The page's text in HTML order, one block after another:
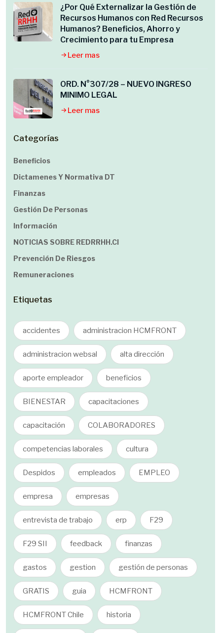
¿Por Qué Externalizar la Gestión de
Recursos Humanos con Red Recursos
Humanos? Beneficios, Ahorro y
Crecimiento para tu Empresa
Leer mas
ORD. N°307/28 – NUEVO INGRESO
MINIMO LEGAL
Leer mas
Categorías
Beneficios
Dictamenes Y Normativa DT
Finanzas
Gestión De Personas
Información
NOTICIAS SOBRE REDRRHH.cl
Prevención De Riesgos
Remuneraciones
Etiquetas
accidentes administracion HCMFRONT
administracion websal alta dirección
aporte empleador beneficios
BIENESTAR capacitaciones
capacitación COLABORADORES
competencias laborales cultura
Despidos empleados EMPLEO
empresa empresas
entrevista de trabajo erp F29
F29 SII feedback finanzas
gastos gestion gestión de personas
GRATIS guia HCMFRONT
HCMFRONT Chile historia